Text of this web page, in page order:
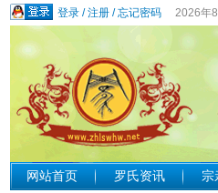
登录/注册/忘记密码 2026年
网站首页 罗氏资讯 宗